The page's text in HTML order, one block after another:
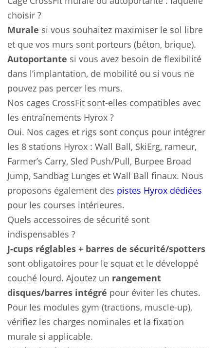
choisir ?
Murale si vous souhaitez maximiser le sol libre
et que vos murs sont porteurs (béton, brique).
Autoportante si vous avez besoin de flexibilité
dans l’implantation, de mobilité ou si vous ne
pouvez pas percer les murs.
Nos cages CrossFit sont-elles compatibles avec
les entraînements Hyrox ?
Oui. Nos cages et rigs sont conçus pour intégrer
les 8 stations Hyrox : Wall Ball, SkiErg, rameur,
Farmer’s Carry, Sled Push/Pull, Burpee Broad
Jump, Sandbag Lunges et Wall Ball finaux. Nous
proposons également des pistes Hyrox dédiées
pour les courses intérieures.
Quels accessoires de sécurité sont
indispensables ?
J-cups réglables + barres de sécurité/spotters
sont obligatoires pour le squat et le développé
couché lourd. Ajoutez un rangement
disques/barres intégré pour éviter les chutes.
Pour les modules gym (tractions, muscle-up),
vérifiez les charges nominales et la fixation
murale si applicable.